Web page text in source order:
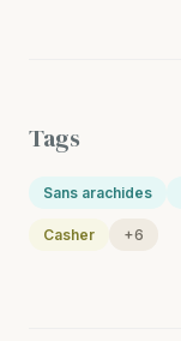
Tags
Sans arachides
Casher +6